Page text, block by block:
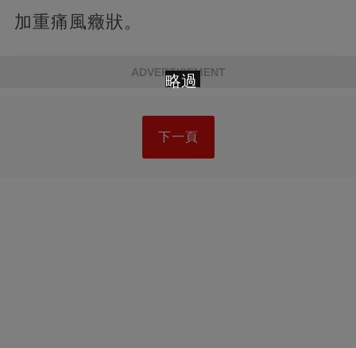
加重痛風癥狀。
ADVERTISEMENT
下一頁
略過